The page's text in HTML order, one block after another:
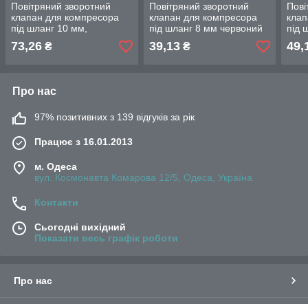
Повітряний зворотний
клапан для компресора
під шланг 10 мм,
прозорий, пружинний тип
73,26 ₴
Повітряний зворотний
клапан для компресора
під шланг 8 мм червоний
пелюстковий тип
39,13₴
під
Про нас
97% позитивних з 139 відгуків за рік
Працює з 16.01.2013
м. Одеса
вул. Космонавта Комарова 12/5, Одеса, Україна
Контакти
Сьогодні вихідний
Показати весь графік роботи
Про нас